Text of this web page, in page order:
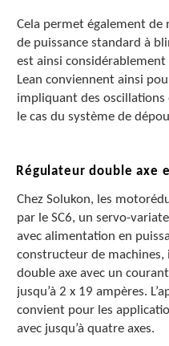
Cela permet également de
de puissance standard à
est ainsi
Lean conviennent ainsi
impliquant des
le cas du système de
Régulateur double axe
Chez Solukon, les
par le SC6, un servo-
avec alimentation en
constructeur de
double axe avec un
jusqu’à 2 x 19 ampères.
convient pour les
avec jusqu’à quatre axes.